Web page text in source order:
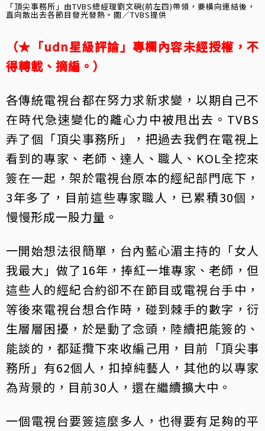
「頂尖事務所」由TVBS總經理劉文硯(前左四)帶領，要橫向連結後，
直向散出去各節目發光發熱。圖／TVBS提供
（★「udn星級評論」專欄內容未經授權，不
得轉載、摘編。）
各傳統電視台都在努力求新求變，以期自己不
在時代急速變化的離心力中被甩出去。TVBS
弄了個「頂尖事務所」，把過去我們在電視上
看到的專家、老師、達人、職人、KOL全挖來
簽在一起，架於電視台原本的經紀部門底下，
3年多了，目前這些專家職人，已累積30個，
慢慢形成一股力量。
一開始想法很簡單，台內藍心湄主持的「女人
我最大」做了16年，捧紅一堆專家、老師，但
這些人的經紀合約卻不在節目或電視台手中，
等後來電視台想合作時，碰到棘手的數字，衍
生層層困擾，於是動了念頭，陸續把能簽的、
能談的，都延攬下來收編己用，目前「頂尖事
務所」有62個人，扣掉純藝人，其他的以專家
為背景的，目前30人，還在繼續擴大中。
一個電視台要簽這麼多人，也得要有足夠的平